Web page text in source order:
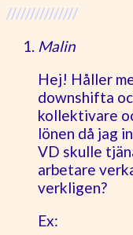
///////////////
Malin
Hej! Håller
downshifta
kollektivare
lönen då jag
VD skulle
arbetare
verkligen?
Ex: